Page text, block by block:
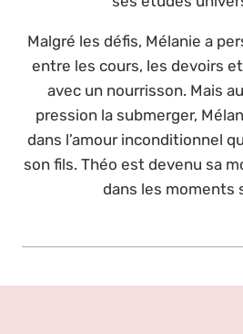
Malgré les défis, Mélanie a
entre les cours, les devoirs
avec un nourrisson. Mais
pression la submerger,
dans l’amour inconditionnel
son fils. Théo est devenu sa
dans les moments